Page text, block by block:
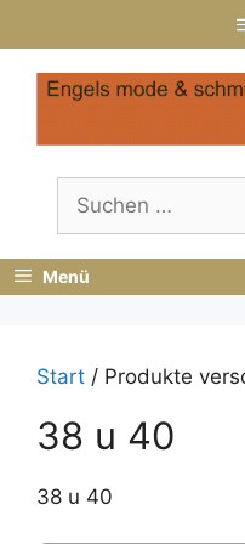
Inhalt
springen
nach:
Menü
Start / Produkte
38 u 40
38 u 40